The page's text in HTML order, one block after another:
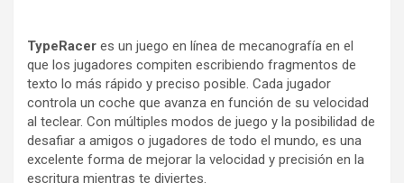
TypeRacer es un juego en línea de mecanografía en el
que los jugadores compiten escribiendo fragmentos de
texto lo más rápido y preciso posible. Cada jugador
controla un coche que avanza en función de su velocidad
al teclear. Con múltiples modos de juego y la posibilidad de
desafiar a amigos o jugadores de todo el mundo, es una
excelente forma de mejorar la velocidad y precisión en la
escritura mientras te diviertes.